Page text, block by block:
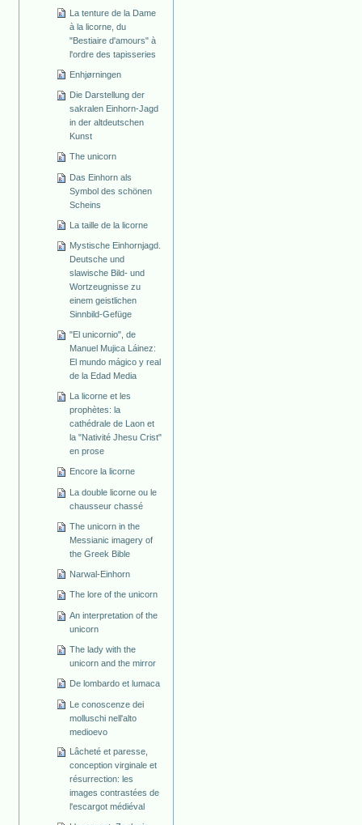
La tenture de la Dame
à la licorne, du
"Bestiaire d'amours" à
l'ordre des tapisseries
Enhjørningen
Die Darstellung der
sakralen Einhorn-Jagd
in der altdeutschen
Kunst
The unicorn
Das Einhorn als
Symbol des schönen
Scheins
La taille de la licorne
Mystische Einhornjagd.
Deutsche und
slawische Bild- und
Wortzeugnisse zu
einem geistlichen
Sinnbild-Gefüge
"El unicornio", de
Manuel Mujica Láinez:
El mundo mágico y real
de la Edad Media
La licorne et les
prophètes: la
cathédrale de Laon et
la "Nativité Jhesu Crist"
en prose
Encore la licorne
La double licorne ou le
chausseur chassé
The unicorn in the
Messianic imagery of
the Greek Bible
Narwal-Einhorn
The lore of the unicorn
An interpretation of the
unicorn
The lady with the
unicorn and the mirror
De lombardo et lumaca
Le conoscenze dei
molluschi nell'alto
medioevo
Lâcheté et paresse,
conception virginale et
résurrection: les
images contrastées de
l'escargot médiéval